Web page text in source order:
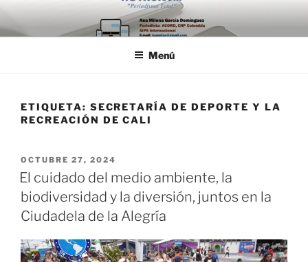
Saltar
al
contenido
Menú
ETIQUETA: SECRETARÍA DE DEPORTE Y LA
RECREACIÓN DE CALI
PUBLICADO
EL
OCTUBRE 27, 2024
El cuidado del medio ambiente, la
biodiversidad y la diversión, juntos en la
Ciudadela de la Alegría